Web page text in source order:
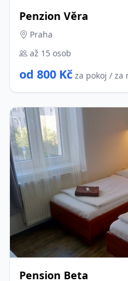
Penzion Věra
Praha
až 15 osob
od 800 Kč za pokoj / za
Pension Beta